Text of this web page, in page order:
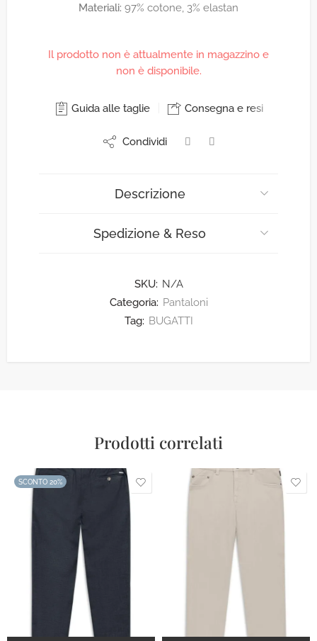
Materiali: 97% cotone, 3% elastan
Il prodotto non è attualmente in magazzino e
non è disponibile.
Guida alle taglie Consegna e resi
Condividi
Descrizione
Spedizione & Reso
SKU: N/A
Categoria: Pantaloni
Tag: BUGATTI
Prodotti correlati
SCONTO 20%